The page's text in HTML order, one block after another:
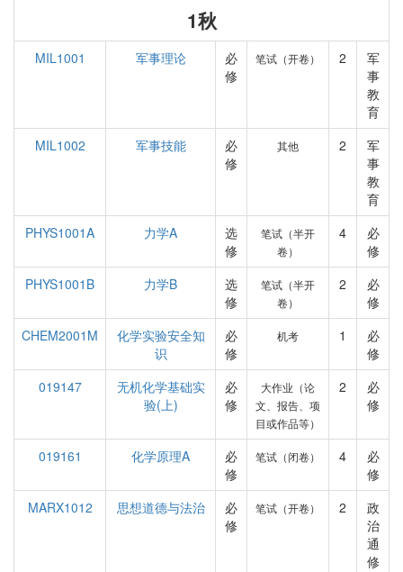
1秋
MIL1001 军事理论
必
修
笔试（开卷） 2
军
事
教
育
MIL1002
军事技能
必
修
其他 2
军
事
教
育
PHYS1001A
力学A
选
修
笔试（半开
卷）
4
必
修
PHYS1001B
力学B
选
修
笔试（半开
卷）
2
必
修
CHEM2001M
化学实验安全知
识
必
修
机考 1
必
修
019147
无机化学基础实
验(上)
必
修
大作业（论
文、报告、项
目或作品等）
2
必
修
019161 化学原理A
必
修
笔试（闭卷） 4
必
修
MARX1012
思想道德与法治
必
修
笔试（开卷） 2
政
治
通
修